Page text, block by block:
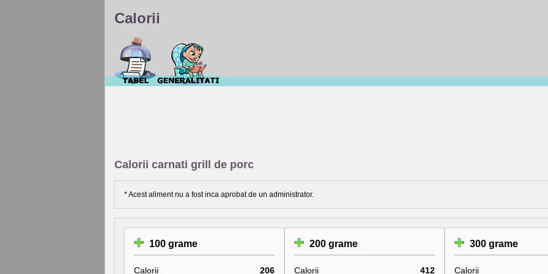
Calorii
Calorii carnati grill de porc
* Acest aliment nu a fost inca aprobat de un administrator.
100 grame
Calorii 206
200 grame
Calorii 412
300 grame
Calorii